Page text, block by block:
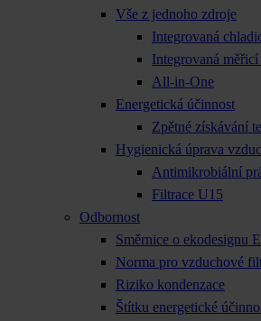
Vše z jednoho zdroje
Integrovaná
Integrovaná
All-in-One
Energetická účinnost
Zpětné získávání
Hygienická úprava
Antimikrobiální
Filtrace U15
Odbornost
Směrnice o ekodesignu
Norma pro vzduchové
Riziko kondenzace
Štítku energetické